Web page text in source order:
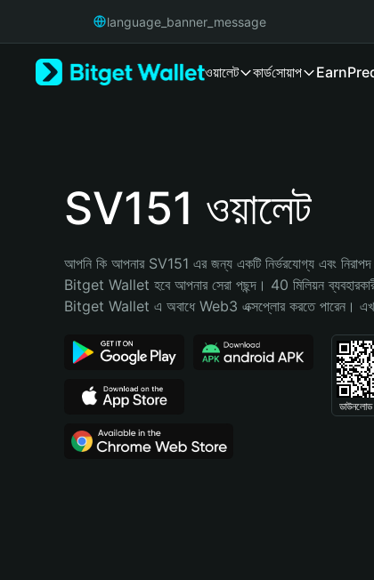
Русский
Bahasa Indonesia
Español (Argentina)
language_banner_message
ওয়ালেট কার্ডসোয়াপ Earn
SV151 ওয়ালেট
আপনি কি আপনার SV151 এর জন্য একটি নির্ভরযোগ্য এবং
Bitget Wallet হবে আপনার সেরা পছন্দ। 40 মিলিয়ন
Bitget Wallet এ অবাধে Web3 এক্সপ্লোর করতে পারেন।